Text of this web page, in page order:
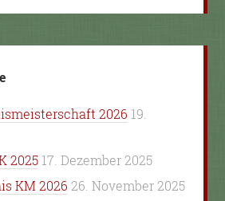
2026 19.
2025 17. Dezember 2025
KM 2026 26. November 2025